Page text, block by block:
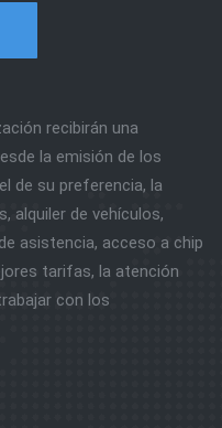
recibirán una
la emisión de los
de su preferencia, la
alquiler de vehículos,
asistencia, acceso a chip
tarifas, la atención
con los